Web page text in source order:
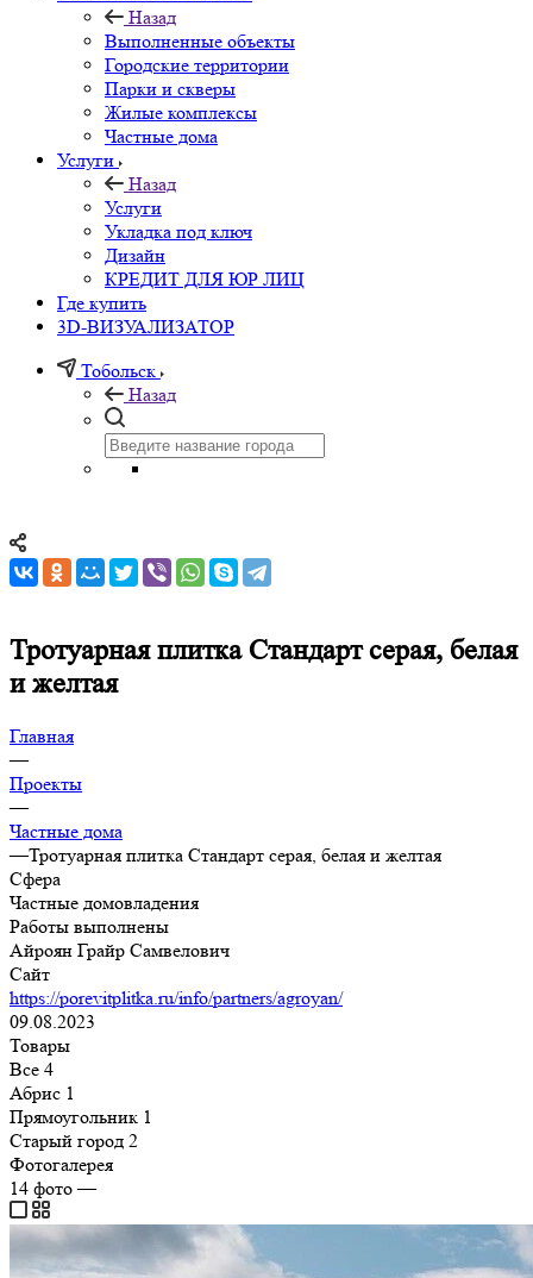
Назад
Выполненные объекты
Городские территории
Парки и скверы
Жилые комплексы
Частные дома
Услуги
Назад
Услуги
Укладка под ключ
Дизайн
КРЕДИТ ДЛЯ ЮР ЛИЦ
Где купить
3D-ВИЗУАЛИЗАТОР
Тобольск
Назад
Тротуарная плитка Стандарт серая, белая
и желтая
Главная
—
Проекты
—
Частные дома
—Тротуарная плитка Стандарт серая, белая и желтая
Сфера
Частные домовладения
Работы выполнены
Айроян Грайр Самвелович
Сайт
https://porevitplitka.ru/info/partners/agroyan/
09.08.2023
Товары
Все 4
Абрис 1
Прямоугольник 1
Старый город 2
Фотогалерея
14 фото—